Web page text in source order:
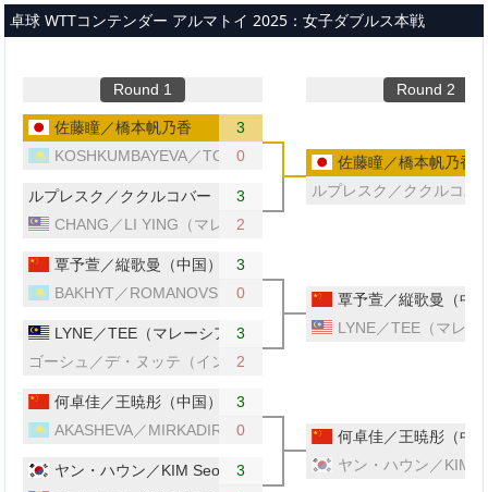
メインコンテンツへスキップ
卓球 WTTコンテンダー アルマトイ 2025：女子ダブルス本戦
Round 1 Round 2
佐藤瞳／橋本帆乃香
3
KOSHKUMBAYEVA／TORSHAYEVA（カザフスタン）
0
ルプレスク／ククルコバー（セルビア／スロバキア）
3
CHANG／LI YING（マレーシア）
2
覃予萱／縦歌曼（中国）
3
BAKHYT／ROMANOVSKAYA（カザフスタン）
0
LYNE／TEE（マレーシア）
3
ゴーシュ／デ・ヌッテ（インド／ルクセンブルク）
2
何卓佳／王暁彤（中国）
3
AKASHEVA／MIRKADIROVA（カザフスタン）
0
ヤン・ハウン／KIM Seoyun（韓国）
3
佐藤瞳／橋本帆乃香
ルプレスク／ククルコバ
覃予萱／縦歌曼（中
LYNE／TEE（マレー
何卓佳／王暁彤（中
ヤン・ハウン／KIM